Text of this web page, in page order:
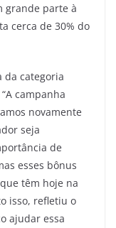
grande parte à
cerca de 30% do
da categoria
campanha
novamente
seja
de
esses bônus
têm hoje na
isso, refletiu o
ajudar essa